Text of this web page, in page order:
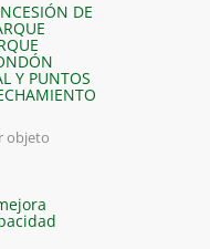
DE
Y PUNTOS
objeto